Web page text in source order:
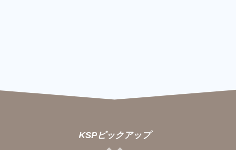
KSPピックアップ